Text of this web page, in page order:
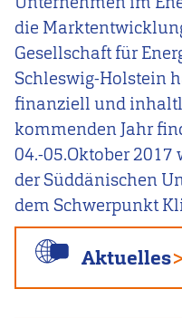
die
Gesellschaft für
Schleswig-Holstein
finanziell und
kommenden Jahr
04.-05.Oktober
der Süddänischen
dem Schwerpunkt
Aktuelles